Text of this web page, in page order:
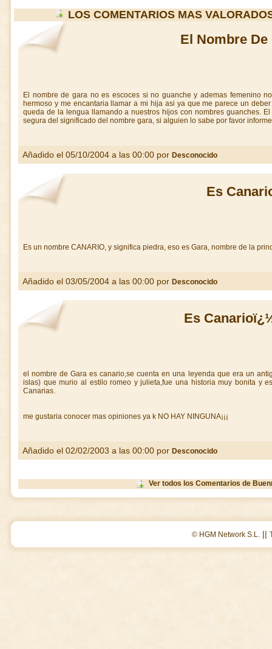
LOS COMENTARIOS MAS
El Nombre De
El nombre de gara no es escoces si no guanche y ademas femenino
hermoso y me encantaria llamar a mi hija asi ya que me parece un
queda de la lengua llamando a nuestros hijos con nombres guanches.
segura del significado del nombre gara, si alguien lo sabe por favor
Añadido el 05/10/2004 a las 00:00 por Desconocido
Es
Es un nombre CANARIO, y significa piedra, eso es Gara, nombre de la
Añadido el 03/05/2004 a las 00:00 por Desconocido
Es
el nombre de Gara es canario,se cuenta en una leyenda que era un
islas) que murio al estilo romeo y julieta,fue una historia muy bonita y
Canarias.
me gustaria conocer mas opiniones ya k NO HAY NINGUNA¡¡¡
Añadido el 02/02/2003 a las 00:00 por Desconocido
Ver todos los Comentarios de
© HGM Network S.L. ||